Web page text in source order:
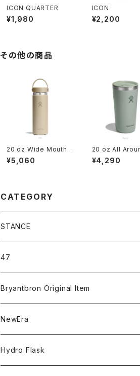
ICON QUARTER
¥1,980
ICON
¥2,200
その他の商品
20 oz Wide Mouth
Oat
¥5,060
20 oz All
mbler Agave
¥4,290
CATEGORY
STANCE
ICON＆OG
MLB
NBA
COLLABORATION
47
CLEAN UP
MVP
CAPTAIN
Bryantbron Original Item
T-Shirt
Shorts
NewEra
59FIFTY
Hydro Flask